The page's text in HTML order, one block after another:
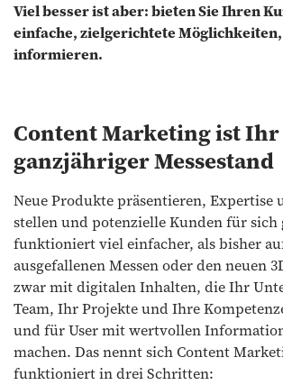
Viel besser ist aber: bieten Sie Ihren
einfache, zielgerichtete
informieren.
Content Marketing ist Ihr
ganzjähriger Messestand
Neue Produkte präsentieren, Expertise
stellen und potenzielle Kunden für sich
funktioniert viel einfacher, als bisher
ausgefallenen Messen oder den neuen
zwar mit digitalen Inhalten, die Ihr
Team, Ihr Projekte und Ihre
und für User mit wertvollen
machen. Das nennt sich Content
funktioniert in drei Schritten: